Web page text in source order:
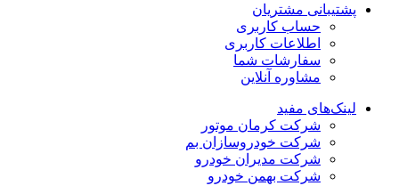
پشتیبانی مشتریان
حساب کاربری
اطلاعات کاربری
سفارشات شما
مشاوره آنلاین
لینک‌های مفید
شرکت کرمان موتور
شرکت خودروسازان بم
شرکت مدیران خودرو
شرکت بهمن خودرو